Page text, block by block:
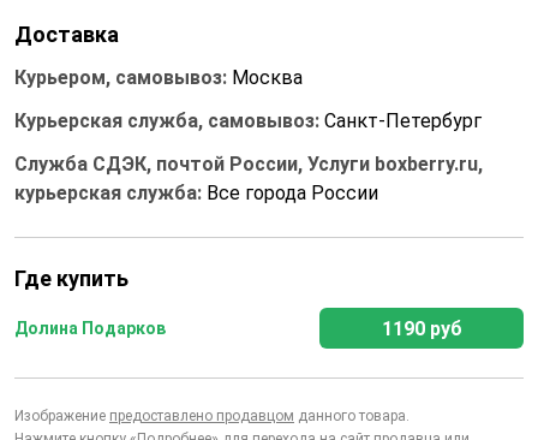
Доставка
Курьером, самовывоз: Москва
Курьерская служба, самовывоз: Санкт-Петербург
Служба СДЭК, почтой России, Услуги boxberry.ru,
курьерская служба: Все города России
Где купить
Долина Подарков 1190 руб
Изображение предоставлено продавцом данного товара.